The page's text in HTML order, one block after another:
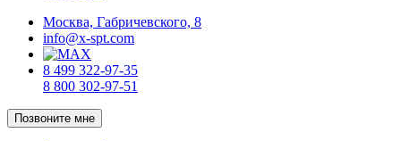
Москва, Габричевского, 8
info@x-spt.com
8 499 322-97-35
8 800 302-97-51
Позвоните мне